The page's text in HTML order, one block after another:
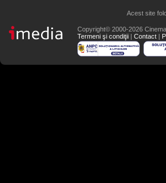
Acest site
Copyright© 2000-2026
Termeni şi condiţii | Contact |